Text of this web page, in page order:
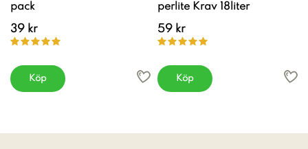
pack
39 kr
Köp
perlite Krav 18liter
59 kr
Köp